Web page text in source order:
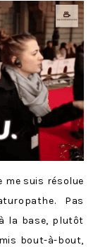
me suis résolue
Pas
la base, plutôt
bout-à-bout,